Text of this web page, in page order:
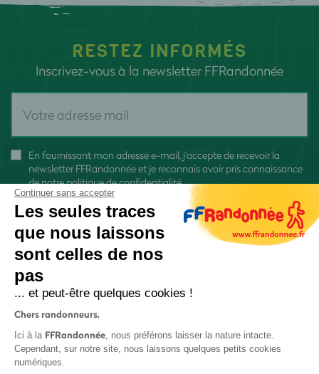
RESTEZ INFORMÉS
Inscrivez-vous à la newsletter FFRandonnée
En fournissant mon adresse e-mail, j'accepte de recevoir la
newsletter FFRandonnée et je reconnais avoir pris connaissance
denotre politique de confidentialité
Continuer sans accepter
Les seules traces
que nous laissons
sont celles de nos
pas
... et peut-être quelques cookies !
Chers randonneurs,
Ici à la FFRandonnée, nous préférons laisser la nature intacte.
Cependant, sur notre site, nous laissons quelques petits cookies
numériques.